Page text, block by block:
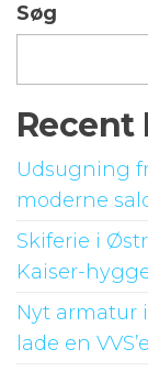
Søg
Recent
Udsugning
moderne
Skiferie i
Kaiser-
Nyt armatur
lade en